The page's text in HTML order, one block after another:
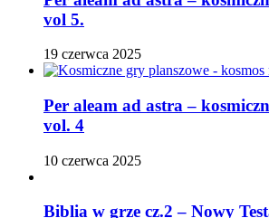
vol 5.
19 czerwca 2025
Per aleam ad astra –
vol. 4
10 czerwca 2025
Biblia w grze cz.2 – Nowy